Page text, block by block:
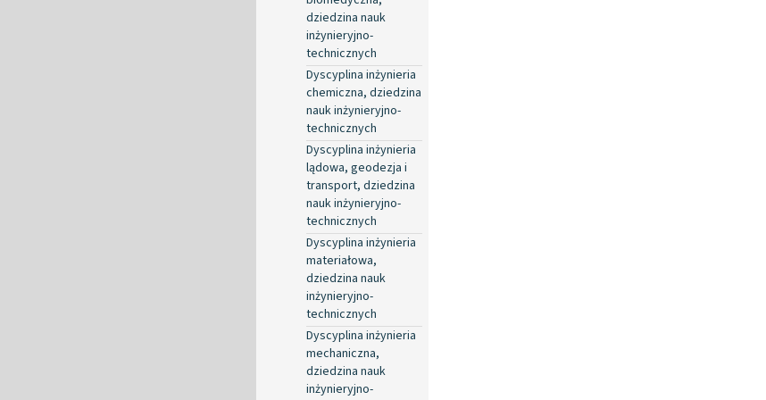
dziedzina nauk
inżynieryjno-
technicznych
Dyscyplina inżynieria
chemiczna, dziedzina
nauk inżynieryjno-
technicznych
Dyscyplina inżynieria
lądowa, geodezja i
transport, dziedzina
nauk inżynieryjno-
technicznych
Dyscyplina inżynieria
materiałowa,
dziedzina nauk
inżynieryjno-
technicznych
Dyscyplina inżynieria
mechaniczna,
dziedzina nauk
inżynieryjno-